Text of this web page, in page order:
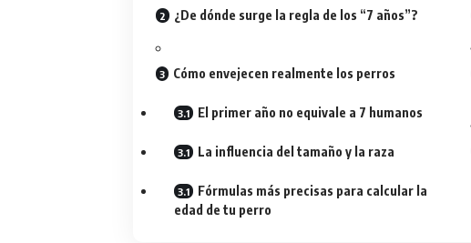
¿De dónde surge la regla de los “7 años”?
Cómo envejecen realmente los perros
El primer año no equivale a 7 humanos
La influencia del tamaño y la raza
Fórmulas más precisas para calcular la
edad de tu perro